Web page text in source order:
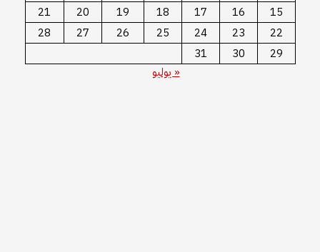
15
16
17
18
19
20
21
22
23
24
25
26
27
28
29
30
31
« يوليو